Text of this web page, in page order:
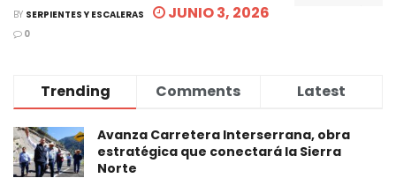
BY SERPIENTES Y ESCALERAS JUNIO 3, 2026
0
Trending Comments Latest
Avanza Carretera Interserrana, obra
estratégica que conectará la Sierra
Norte